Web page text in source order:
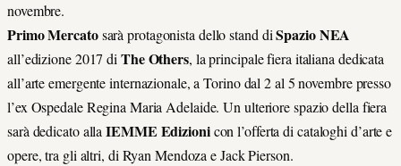
novembre.
Primo Mercatosarà protagonista dello stand diSpazio NEA
all’edizione 2017 diThe Others, la principale fiera italiana dedicata
all’arte emergente internazionale, a Torino dal 2 al 5 novembre presso
l’ex Ospedale Regina Maria Adelaide. Un ulteriore spazio della fiera
sarà dedicato allaIEMME Edizionicon l’offerta di cataloghi d’arte e
opere, tra gli altri, di Ryan Mendoza e Jack Pierson.